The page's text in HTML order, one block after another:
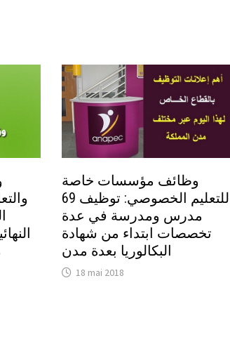
وظائف مؤسسات خاصة
للتعليم الخصوصي: توظيف 69
مدرس ومدرسة في عدة
تخصصات ابتداء من شهادة
البكالوريا بعدة مدن
18 mai 2018